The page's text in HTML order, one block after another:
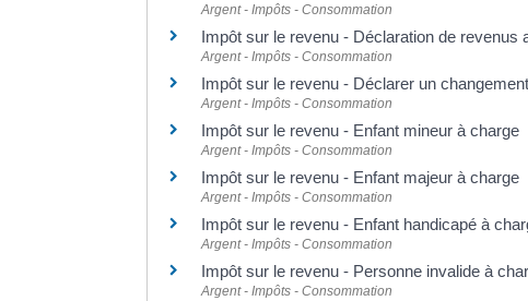
Argent - Impôts - Consommation
Impôt sur le revenu - Déclaration de revenus
Argent - Impôts - Consommation
Impôt sur le revenu - Déclarer un
Argent - Impôts - Consommation
Impôt sur le revenu - Enfant mineur à charge
Argent - Impôts - Consommation
Impôt sur le revenu - Enfant majeur à charge
Argent - Impôts - Consommation
Impôt sur le revenu - Enfant handicapé à
Argent - Impôts - Consommation
Impôt sur le revenu - Personne invalide à
Argent - Impôts - Consommation